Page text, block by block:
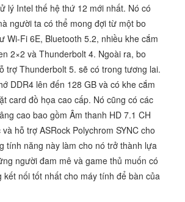
lý Intel thế hệ thứ 12 mới nhất. Nó có
người ta có thể mong đợi từ một bo
Wi-Fi 6E, Bluetooth 5.2, nhiều khe cắm
2×2 và Thunderbolt 4. Ngoài ra, bo
trợ Thunderbolt 5. sẽ có trong tương lai.
DDR4 lên đến 128 GB và có khe cắm
card đồ họa cao cấp. Nó cũng có các
cao bao gồm Âm thanh HD 7.1 CH
hỗ trợ ASRock Polychrom SYNC cho
tính năng này làm cho nó trở thành lựa
người đam mê và game thủ muốn có
kết nối tốt nhất cho máy tính để bàn của